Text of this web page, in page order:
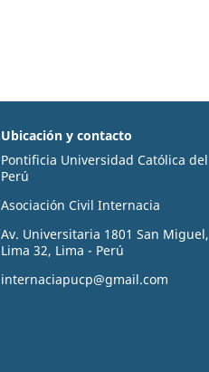
Ubicación y contacto
Pontificia Universidad Católica del
Perú
Asociación Civil Internacia
Av. Universitaria 1801 San Miguel,
Lima 32, Lima - Perú
internaciapucp@gmail.com